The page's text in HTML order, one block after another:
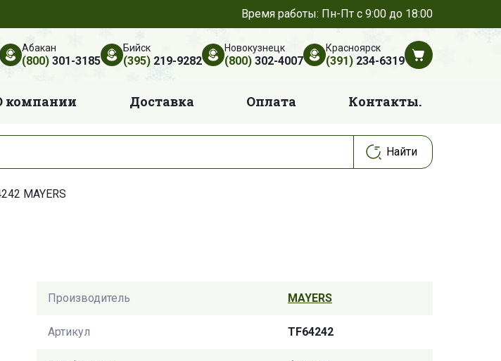
Время работы: Пн-Пт с 9:00 до 18:00
Абакан
(800)301-3185
Бийск
(395)219-9282
Новокузнецк
(800)302-4007
Красноярск
(391)234-6319
компании Доставка Оплата Контакты.
MAYERS
Производитель MAYERS
Артикул TF64242